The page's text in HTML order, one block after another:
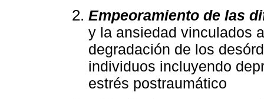
Empeoramiento de las
y la ansiedad vinculados
degradación de los
individuos incluyendo
estrés postraumático